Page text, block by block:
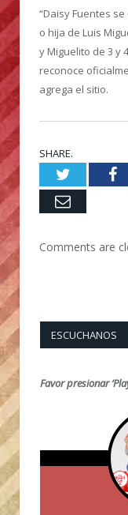
“Daisy Fuentes
o hija de Luis
y Miguelito de 3 y
reconoce
agrega el sitio.
SHARE.
Twitter
Email
Comments are
ESCUCHANOS
Favor presionar